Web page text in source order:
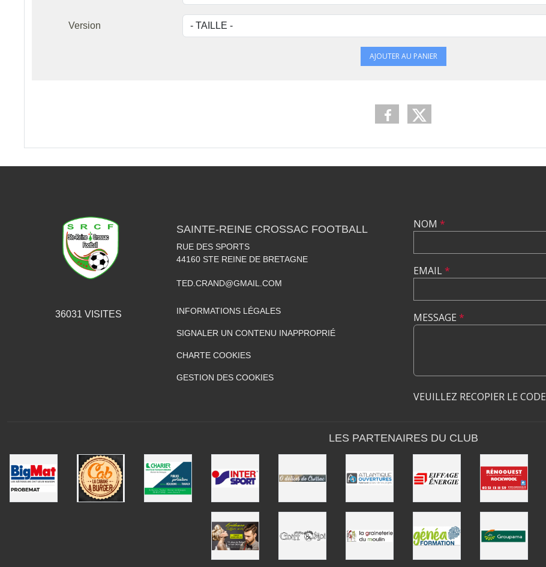
Version
AJOUTER AU PANIER
36031 VISITES
SAINTE-REINE CROSSAC FOOTBALL
RUE DES SPORTS
44160 STE REINE DE BRETAGNE
TED.CRAND@GMAIL.COM
INFORMATIONS LÉGALES
SIGNALER UN CONTENU INAPPROPRIÉ
CHARTE COOKIES
GESTION DES COOKIES
NOM *
EMAIL*
MESSAGE *
VEUILLEZ RECOPIER LE CODE
LES PARTENAIRES DU CLUB